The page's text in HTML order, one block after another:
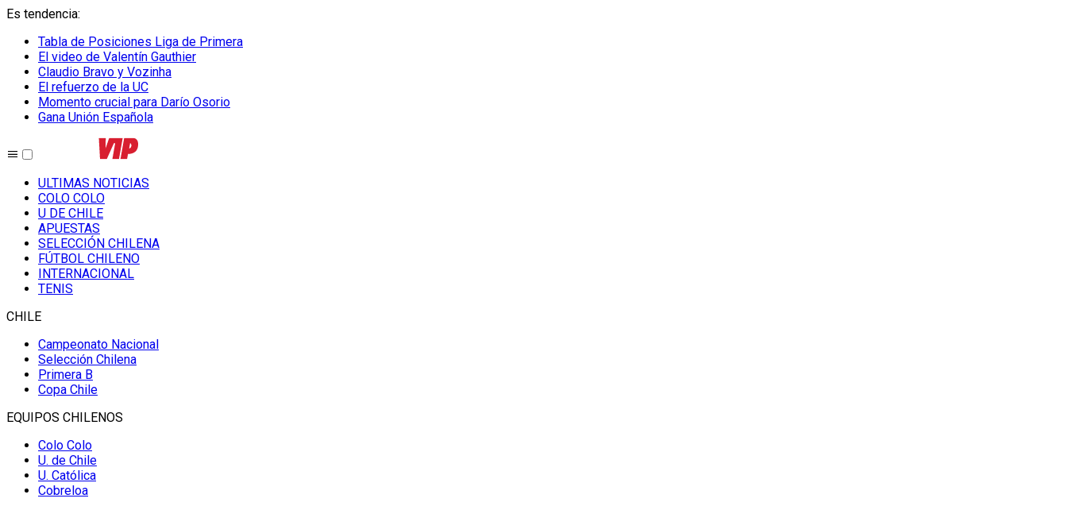
Es tendencia:
Tabla de Posiciones Liga de Primera
El video de Valentín Gauthier
Claudio Bravo y Vozinha
El refuerzo de la UC
Momento crucial para Darío Osorio
Gana Unión Española
ULTIMAS NOTICIAS
COLO COLO
U DE CHILE
APUESTAS
SELECCIÓN CHILENA
FÚTBOL CHILENO
INTERNACIONAL
TENIS
CHILE
Campeonato Nacional
Selección Chilena
Primera B
Copa Chile
EQUIPOS CHILENOS
Colo Colo
U. de Chile
U. Católica
Cobreloa